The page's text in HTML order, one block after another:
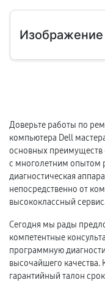
Изображение
Доверьте работы по
компьютера Dell
основных
с многолетним опытом
диагностическая
непосредственно от
высококлассный
Сегодня мы рады
компетентные
программную
высочайшего
гарантийный талон